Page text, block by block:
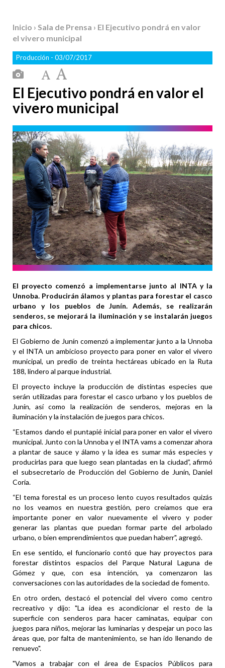
Inicio › Sala de Prensa › El Ejecutivo pondrá en valor
el vivero municipal
Producción - 03/07/2017
El Ejecutivo pondrá en valor el
vivero municipal
El proyecto comenzó a implementarse junto al INTA y la
Unnoba. Producirán álamos y plantas para forestar el casco
urbano y los pueblos de Junín. Además, se realizarán
senderos, se mejorará la iluminación y se instalarán juegos
para chicos.
El Gobierno de Junín comenzó a implementar junto a la Unnoba
y el INTA un ambicioso proyecto para poner en valor el vivero
municipal, un predio de treinta hectáreas ubicado en la Ruta
188, lindero al parque industrial.
El proyecto incluye la producción de distintas especies que
serán utilizadas para forestar el casco urbano y los pueblos de
Junín, así como la realización de senderos, mejoras en la
iluminación y la instalación de juegos para chicos.
“Estamos dando el puntapié inicial para poner en valor el vivero
municipal. Junto con la Unnoba y el INTA vams a comenzar ahora
a plantar de sauce y álamo y la idea es sumar más especies y
producirlas para que luego sean plantadas en la ciudad”, afirmó
el subsecretario de Producción del Gobierno de Junín, Daniel
Coria.
“El tema forestal es un proceso lento cuyos resultados quizás
no los veamos en nuestra gestión, pero creíamos que era
importante poner en valor nuevamente el vivero y poder
generar las plantas que puedan formar parte del arbolado
urbano, o bien emprendimientos que puedan haberr", agregó.
En ese sentido, el funcionario contó que hay proyectos para
forestar distintos espacios del Parque Natural Laguna de
Gómez y que, con esa intención, ya comenzaron las
conversaciones con las autoridades de la sociedad de fomento.
En otro orden, destacó el potencial del vivero como centro
recreativo y dijo: "La idea es acondicionar el resto de la
superficie con senderos para hacer caminatas, equipar con
juegos para niños, mejorar las luminarias y despejar un poco las
áreas que, por falta de mantenimiento, se han ido llenando de
renuevo".
"Vamos a trabajar con el área de Espacios Públicos para